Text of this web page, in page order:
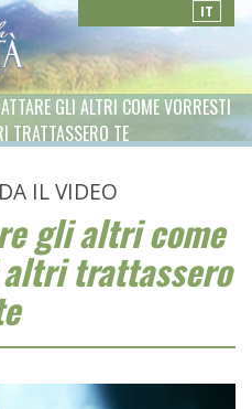
IT
GLI ALTRI COME VORRESTI
TRATTASSERO TE
IL VIDEO
gli altri come
trattassero